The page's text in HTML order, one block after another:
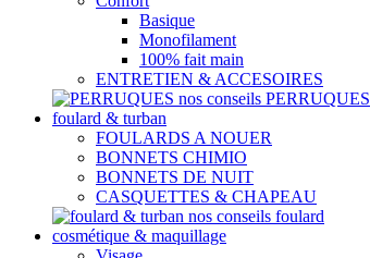
Basique
Monofilament
100% fait main
ENTRETIEN & ACCESOIRES
nos conseils PERRUQUES
foulard & turban
FOULARDS A NOUER
BONNETS CHIMIO
BONNETS DE NUIT
CASQUETTES & CHAPEAU
nos conseils foulard
cosmétique & maquillage